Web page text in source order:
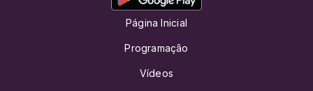
Página Inicial
Programação
Vídeos